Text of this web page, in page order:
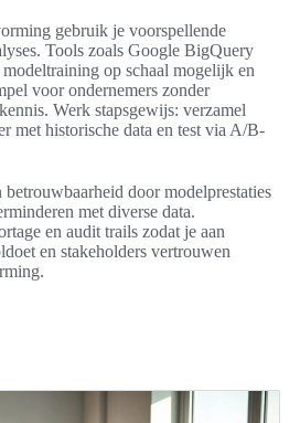
gebruik je voorspellende
Tools zoals Google BigQuery
op schaal mogelijk en
voor ondernemers zonder
Werk stapsgewijs: verzamel
met historische data en test via A/B-
door modelprestaties
met diverse data.
en audit trails zodat je aan
en stakeholders vertrouwen